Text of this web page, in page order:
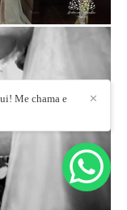
✕
Me chama e